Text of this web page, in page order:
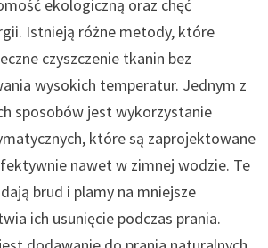
ekologiczną oraz chęć
Istnieją różne metody, które
czyszczenie tkanin bez
wysokich temperatur. Jednym z
sposobów jest wykorzystanie
które są zaprojektowane
nawet w zimnej wodzie. Te
brud i plamy na mniejsze
ich usunięcie podczas prania.